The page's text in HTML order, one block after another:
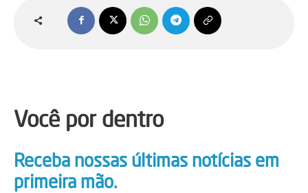
Você por dentro
Receba nossas últimas notícias em
primeira mão.